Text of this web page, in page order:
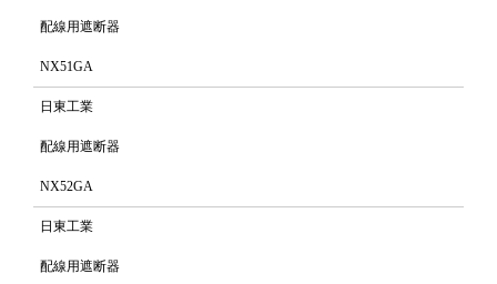
配線用遮断器
NX51GA
日東工業
配線用遮断器
NX52GA
日東工業
配線用遮断器